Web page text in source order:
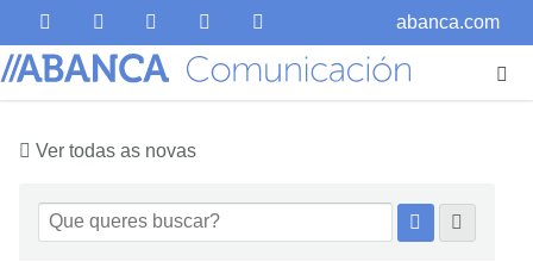
abanca.com
Ver todas as novas